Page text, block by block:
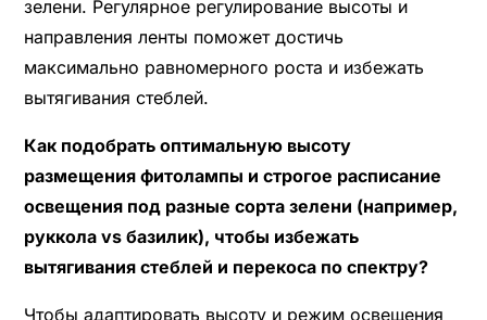
зелени. Регулярное регулирование высоты и
направления ленты поможет достичь
максимально равномерного роста и избежать
вытягивания стеблей.
Как подобрать оптимальную высоту
размещения фитолампы и строгое расписание
освещения под разные сорта зелени (например,
руккола vs базилик), чтобы избежать
вытягивания стеблей и перекоса по спектру?
Чтобы адаптировать высоту и режим освещения